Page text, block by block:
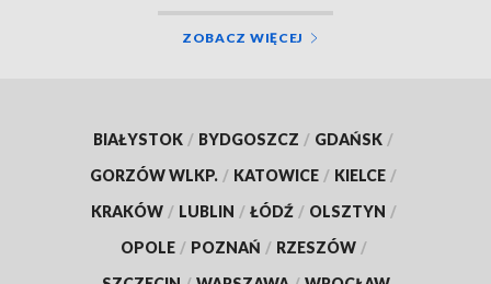
ZOBACZ WIĘCEJ
BIAŁYSTOK / BYDGOSZCZ / GDAŃSK /
GORZÓW WLKP. / KATOWICE / KIELCE /
KRAKÓW / LUBLIN / ŁÓDŹ / OLSZTYN /
OPOLE / POZNAŃ / RZESZÓW /